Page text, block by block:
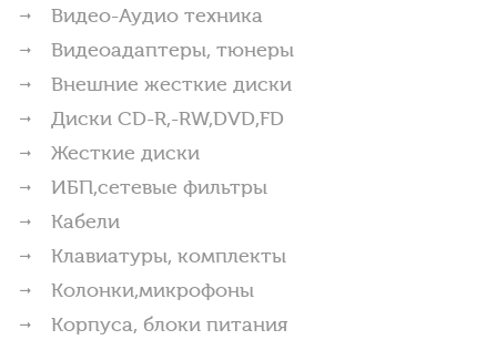
Видео-Аудио техника
Видеоадаптеры, тюнеры
Внешние жесткие диски
Диски CD-R,-RW,DVD,FD
Жесткие диски
ИБП,сетевые фильтры
Кабели
Клавиатуры, комплекты
Колонки,микрофоны
Корпуса, блоки питания